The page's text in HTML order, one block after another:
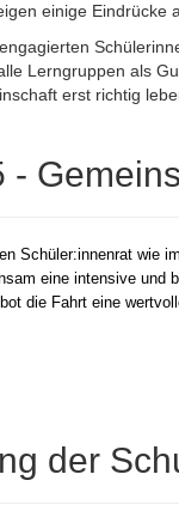
einige
Lerngruppen als
erst richtig
-
Schüler:innenrat wie
eine intensive und
die Fahrt eine
der